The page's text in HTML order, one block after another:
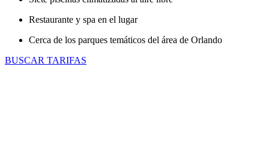
Restaurante y spa en el lugar
Cerca de los parques temáticos del área de Orlando
BUSCAR TARIFAS